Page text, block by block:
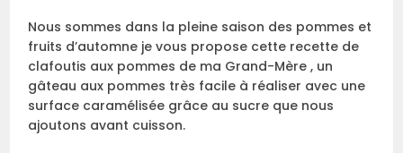
Nous sommes dans la pleine saison des pommes et
fruits d’automne je vous propose cette recette de
clafoutis aux pommes de ma Grand-Mère , un
gâteau aux pommes très facile à réaliser avec une
surface caramélisée grâce au sucre que nous
ajoutons avant cuisson.